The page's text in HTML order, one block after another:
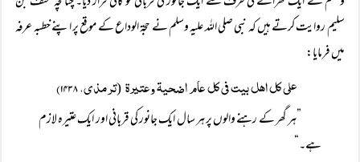
سلیم روایت کرتے ہیں کہ نبی صلی اللہ علیہ وسلم نے حجة الوداع کے موقع پر اپنے خطبہ عرفہ
میں فرمایا:
علی کل اھل بیت فی کل عام اضحیة وعتیرة(ترمذی، ۱۴۳۸)
”ہر گھر کے رہنے والوں پر ہر سال ایک جانور کی قربانی اور ایک عتیرہ لازم
ہے۔“